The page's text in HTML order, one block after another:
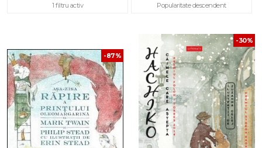
1 filtru activ Popularitate descendent
-87%
-30%